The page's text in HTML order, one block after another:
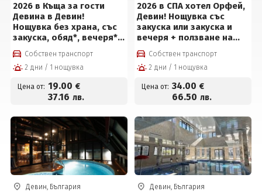
2026 в Къща за гости
Девина в Девин!
Нощувка без храна, със
закуска, обяд*, вечеря*
и ползване на басейн и
релакс център на цени
от 19 евро на човек
Собствен транспорт
2 дни / 1 нощувка
Цена от: 19.00 €
37.16 лв.
2026 в СПА хотел Орфей,
Девин! Нощувка със
закуска или закуска и
вечеря + ползване на
СПА център на цени от
34 евро на човек
Собствен транспорт
2 дни / 1 нощувка
Цена от: 34.00 €
66.50 лв.
Девин, България Девин, България